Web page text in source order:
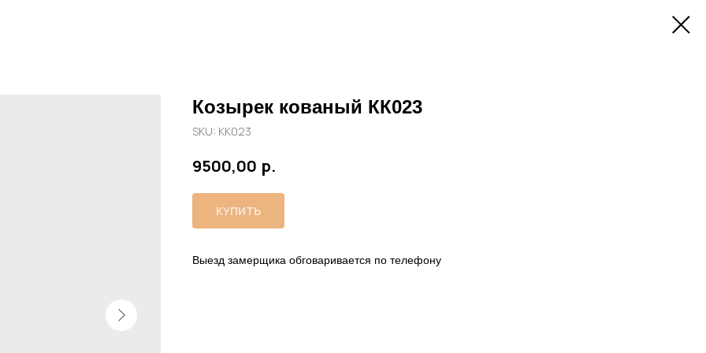
Козырек кованый КК023
SKU: КК023
9500,00 р.
КУПИТЬ
Выезд замерщика обговаривается по телефону